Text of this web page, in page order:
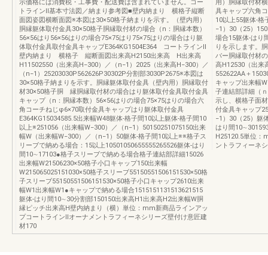
示価格には消費税・工事費・配送費は含まれていません。コー
トラインⅡ基本寸法図／納まり参考図■壁内納まり 横格子縦断
面図姿図横断面図※本図は30×50格子納まりを示す。（壁内用）
胴縁躯体取付金具30×50格子胴縁取付材の場合（n：胴縁本数）
56×56はり56×56はりの場合75×75はり75×75はりの場合はり躯
体取付金具取付金具キャップE364KG1504E364 コートラインⅡ
壁内納まり 横格子 縦断面図出来高H2150出来高 H出来高
H11502550（出来高H−300）／（n−1）2025（出来高H−300）／
（n−1）25203030P562626P30302P分割部3030P2675※本図は
30×50格子納まりを示す。胴縁躯体取付金具（壁内用）胴縁取付
材30×50格子胴 縁胴縁取付材の場合はり躯体取付金具取付金具
キャップ（n：胴縁本数）56×56はりの場合75×75はりの場合六
角コーチねじφ6×70取付金具キャップはり躯体取付金具
E364KG15034585.5出来幅W48躯体-格子間10以上躯体-格子間10
以上※251056（出来幅W−300）／（n−1）50150251075150出来
幅W（出来幅W−300）／（n−1）50躯体-格子間10以上※※格子ス
リーブで納める場合：15以上10501050655555265526躯体-はり
間10∼17103●格子スリーブで納める場合格子連結部詳細15026
出来幅W21506230×50格子小口キャップ150出来幅
W215065025151030×50格子スリーブ55150551506151530×50格
子スリーブ55150551506151530×50格子小口キャップ2610出来
幅W1出来幅W1●キャップで納める場合1515151131513621515
躯体-はり間10∼30分割部150150出来高H1出来高H2出来幅W胴
縁ピッチ出来高H壁内納まり（横）単位：mm新商品ラインアッ
プコートラインⅡオーナメントラフィーネシリーズ壁付け意匠建
材170
用）胴縁取付材
具キャップ六角
10以上55躯体-格
−1）30（25）
場合15躯体-は
りを示します。
バー胴縁取付材
高H12530（出来
552622AA＋
キャップ出来幅
子連結部詳細（
示し、横格子面
付金具キャップ
−1）30（25）躯
はり間
H25120.5単位：
ントラフィーネ